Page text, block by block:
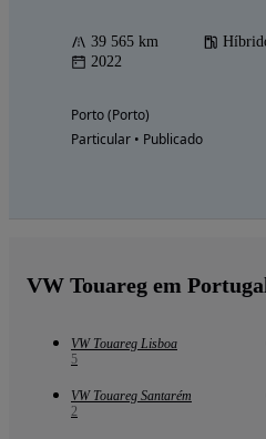
39 565 km
2022
Porto (Porto)
Particular • Publicado
VW Touareg em
VW Touareg Lisboa
5
VW Touareg Santarém
2